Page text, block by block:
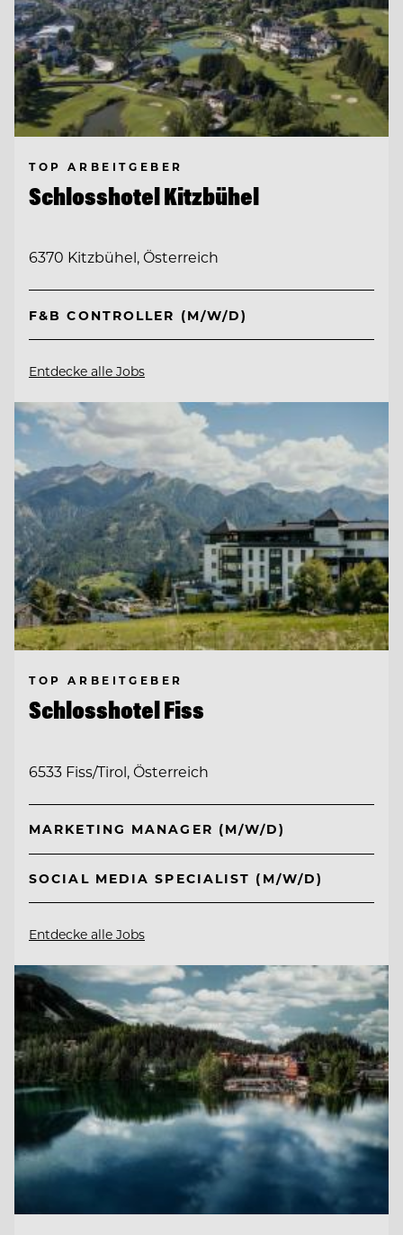
TOP ARBEITGEBER
Schlosshotel Kitzbühel
6370 Kitzbühel, Österreich
F&B CONTROLLER (M/W/D)
Entdecke alle Jobs
TOP ARBEITGEBER
Schlosshotel Fiss
6533 Fiss/Tirol, Österreich
MARKETING MANAGER (M/W/D)
SOCIAL MEDIA SPECIALIST (M/W/D)
Entdecke alle Jobs